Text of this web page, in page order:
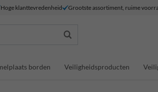
Hoge klanttevredenheid Grootste assortiment, ruime
borden Veiligheidsproducten